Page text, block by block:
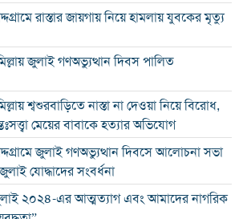
রাস্তার জায়গায় নিয়ে হামলায় যুবকের মৃত্যু
জুলাই গণঅভ্যুত্থান দিবস পালিত
শ্বশুরবাড়িতে নাস্তা না দেওয়া নিয়ে বিরোধ,
মেয়ের বাবাকে হত্যার অভিযোগ
জুলাই গণঅভ্যুত্থান দিবসে আলোচনা সভা
যোদ্ধাদের সংবর্ধনা
২০২৪-এর আত্মত্যাগ এবং আমাদের নাগরিক